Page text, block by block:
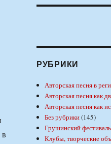
РУБРИКИ
Авторская песня в
Авторская песня как
Авторская песня как
Без рубрики(145)
Грушинский фестиваль
Клубы, творческие